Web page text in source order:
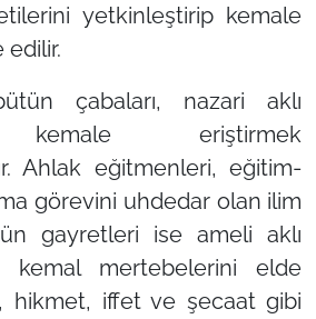
yetkinleştirip kemale
çabaları, nazari aklı
kemale eriştirmek
Ahlak eğitmenleri, eğitim-
görevini uhdedar olan ilim
gayretleri ise ameli aklı
kemal mertebelerini elde
hikmet, iffet ve şecaat gibi